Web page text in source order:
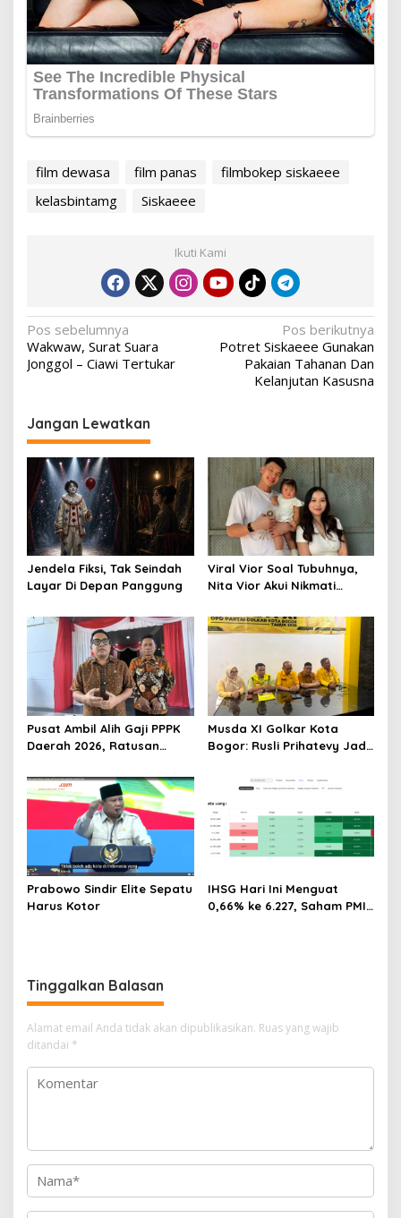
film dewasa film panas
filmbokep siskaeee
kelasbintamg
Siskaeee
Ikuti Kami
Navigasi
pos
Pos sebelumnya
Wakwaw, Surat Suara
Jonggol – Ciawi Tertukar
Pos berikutnya
Potret Siskaeee Gunakan
Pakaian Tahanan Dan
Kelanjutan Kasusna
Jangan Lewatkan
Jendela Fiksi, Tak Seindah
Layar Di Depan Panggung
Viral Vior Soal Tubuhnya,
Nita Vior Akui Nikmati
Pusat Ambil Alih Gaji PPPK
Daerah 2026, Ratusan
Musda XI Golkar Kota
Bogor: Rusli Prihatevy Jadi
Prabowo Sindir Elite Sepatu
Harus Kotor
IHSG Hari Ini Menguat
0,66% ke 6.227, Saham PMII,
Tinggalkan Balasan
Alamat email Anda tidak akan dipublikasikan. Ruas yang wajib
ditandai *